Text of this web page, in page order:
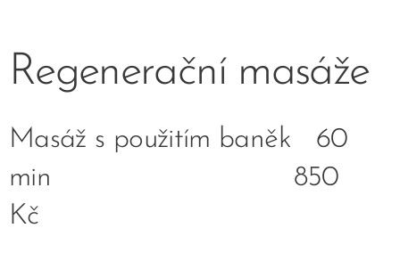
Regenerační masáže
Masáž s použitím baněk 60
min 850
Kč